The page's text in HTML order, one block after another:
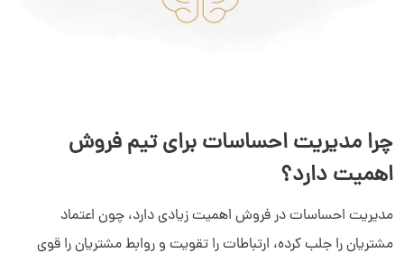
چرا مدیریت احساسات برای تیم فروش
اهمیت دارد؟
مدیریت احساسات در فروش اهمیت زیادی دارد، چون اعتماد
مشتریان را جلب کرده، ارتباطات را تقویت و روابط مشتریان را قوی